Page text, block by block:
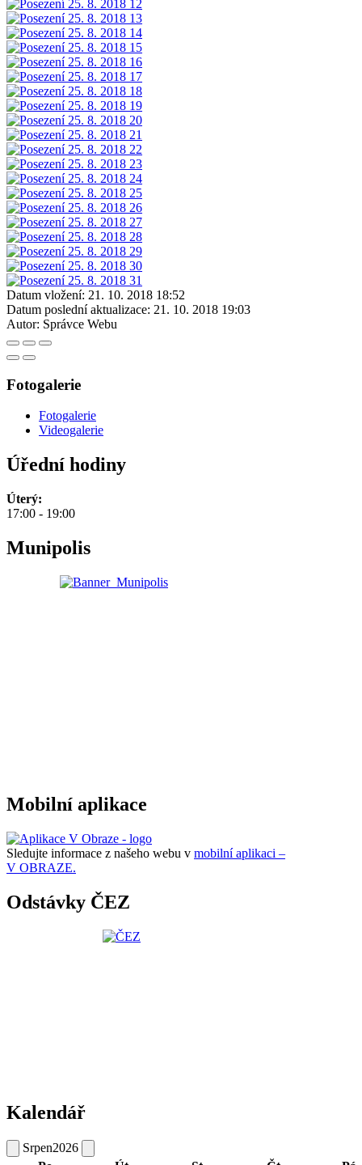
Datum vložení: 21. 10. 2018 18:52
Datum poslední aktualizace: 21. 10. 2018 19:03
Autor: Správce Webu
Fotogalerie
Fotogalerie
Videogalerie
Úřední hodiny
Úterý:
17:00 - 19:00
Munipolis
Mobilní aplikace
Sledujte informace z našeho webu v mobilní aplikaci –
V OBRAZE.
Odstávky ČEZ
Kalendář
Srpen2026